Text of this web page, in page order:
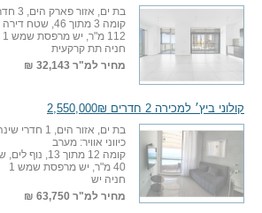
בת ים, אזור פארק הים, 3 חדרי שינה + סלון
קומה 3 מתוך 46, שטח דירה
112 מ"ר, יש מרפסת שמש 1
חניה תת קרקעית
מחיר למ"ר 32,143 ₪
קולוני ביץ׳ למכירה 2 חדרים 2,550,000₪
בת ים, אזור הים, 1 חדרי שינה + סלון
כיווני אוויר: מערב
קומה 12 מתוך 13, נוף לים, שטח הדירה בקולוני ביץ׳
40 מ"ר, יש מרפסת שמש 1
חניה יש
מחיר למ"ר 63,750 ₪